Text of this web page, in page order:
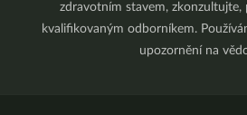
zdravotním stavem, zkonzultujte,
kvalifikovaným odborníkem.
upozornění na